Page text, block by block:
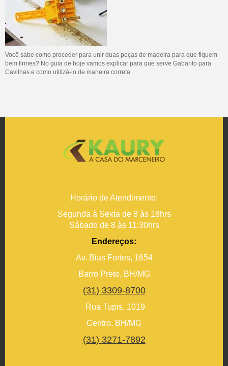
Você sabe como proceder para unir duas peças de madeira para que fiquem
bem firmes? No guia de hoje vamos explicar para que serve Gabarito para
Cavilhas e como utilizá-lo de maneira correta.
Horário de Atendimento:
Segunda à Sexta de 8 às 18hrs
Sábado de 8 às 11:30hrs
Endereços:
Av. Bias Fortes, 1654
Barro Preto, BH/MG
(31) 3309-8700
Rua Tupis, 1019
Centro, BH/MG
(31) 3271-7892